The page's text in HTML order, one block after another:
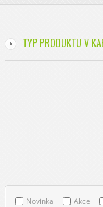
TYP PRODUKTU V
Novinka Akce